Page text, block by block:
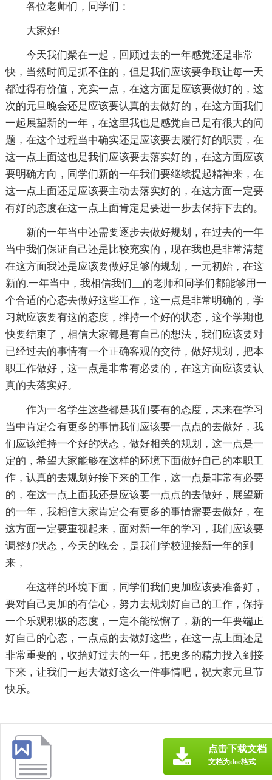
各位老师们，同学们：
大家好!
今天我们聚在一起，回顾过去的一年感觉还是非常
快，当然时间是抓不住的，但是我们应该要争取让每一天
都过得有价值，充实一点，在这方面是应该要做好的，这
次的元旦晚会还是应该要认真的去做好的，在这方面我们
一起展望新的一年，在这里我也是感觉自己是有很大的问
题，在这个过程当中确实还是应该要去履行好的职责，在
这一点上面这也是我们应该要去落实好的，在这方面应该
要明确方向，同学们新的一年我们要继续提起精神来，在
这一点上面还是应该要主动去落实好的，在这方面一定要
有好的态度在这一点上面肯定是要进一步去保持下去的。
新的一年当中还需要逐步去做好规划，在过去的一年
当中我们保证自己还是比较充实的，现在我也是非常清楚
在这方面我还是应该要做好足够的规划，一元初始，在这
新的.一年当中，我相信我们__的老师和同学们都能够用一
个合适的心态去做好这些工作，这一点是非常明确的，学
习就应该要有这的态度，维持一个好的状态，这个学期也
快要结束了，相信大家都是有自己的想法，我们应该要对
已经过去的事情有一个正确客观的交待，做好规划，把本
职工作做好，这一点是非常有必要的，在这方面应该要认
真的去落实好。
作为一名学生这些都是我们要有的态度，未来在学习
当中肯定会有更多的事情我们应该要一点点的去做好，我
们应该维持一个好的状态，做好相关的规划，这一点是一
定的，希望大家能够在这样的环境下面做好自己的本职工
作，认真的去规划好接下来的工作，这一点是非常有必要
的，在这一点上面我还是应该要一点点的去做好，展望新
的一年，我相信大家肯定会有更多的事情需要去做好，在
这方面一定要重视起来，面对新一年的学习，我们应该要
调整好状态，今天的晚会，是我们学校迎接新一年的到
来，
在这样的环境下面，同学们我们更加应该要准备好，
要对自己更加的有信心，努力去规划好自己的工作，保持
一个乐观积极的态度，一定不能松懈了，新的一年要端正
好自己的心态，一点点的去做好这些，在这一点上面还是
非常重要的，收拾好过去的一年，把更多的精力投入到接
下来，让我们一起去做好这么一件事情吧，祝大家元旦节
快乐。
点击下载文档
文档为doc格式